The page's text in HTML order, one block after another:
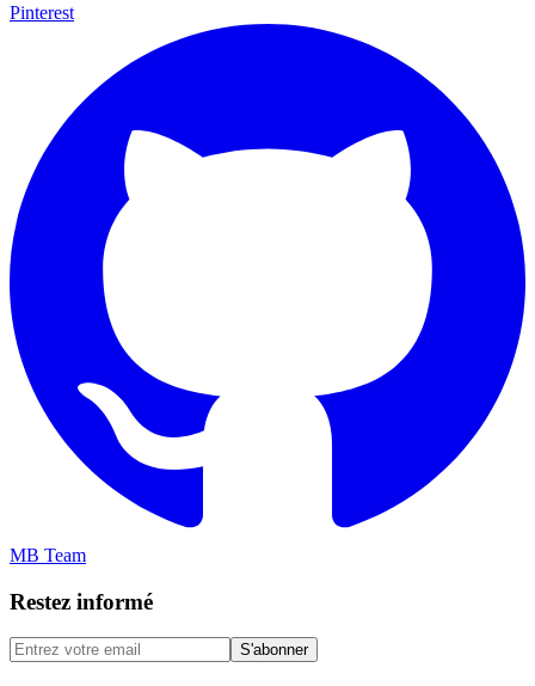
Pinterest
MB Team
Restez informé
S'abonner